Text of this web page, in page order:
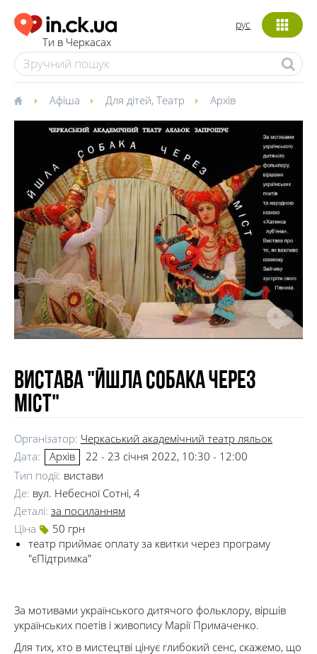
Ти в Черкасах
рус
Афіша Для дітей, Театр Архів
Вистава "Йшла собака через
міст"
Організатор: Черкаський академічний театр ляльок
Дата:
Архів
22 - 23 січня 2022, 10:30 - 12:00
Тип події: вистави
Де: вул. Небесної Сотні, 4
Деталі: за посиланням
Ціна
50 грн
театр приймає оплату за квитки через програму
"єПідтримка"
За мотивами українського дитячого фольклору, віршів
українських поетів і живопису Марії Примаченко.
Для тих, хто в мистецтві цінує глибокий сенс, скажемо, що